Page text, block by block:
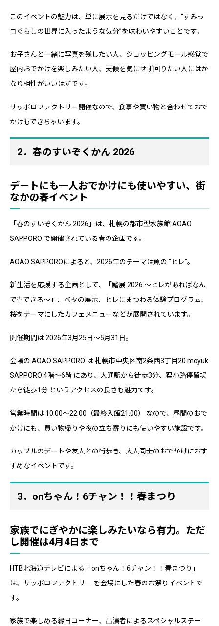
このイベントの魅力は、単に展示を見るだけではなく、“すみっ
コぐらしの世界に入ったような気分”を味わいやすいことです。
お子さんと一緒に写真を残したい人、ショッピングモール感覚で
屋内おでかけを楽しみたい人、天候を気にせず回りたい人にはか
なり相性がいいはずです。
サッポロファクトリー開催なので、食事や買い物と合わせておで
かけもできちゃいます。
2．春のすいぞくかん 2026
デートにも一人おでかけにも使いやすい、街
なかの春イベント
「春のすいぞくかん 2026」は、札幌の都市型水族館 AOAO
SAPPORO で開催されている春の企画です。
AOAO SAPPOROによると、2026年のテーマは魚の “ヒレ”。
新生活を応援する企画として、「鰭展 2026 〜ヒレがあればなん
でもできる〜」、ベタの展示、ヒレにまつわる体験プログラム、
桜をテーマにしたカフェメニューなどが展開されています。
開催期間は 2026年3月25日〜5月31日。
会場の AOAO SAPPORO は 札幌市中央区南2条西3丁目20 moyuk
SAPPORO 4階〜6階 にあり、大通駅から徒歩3分、狸小路停留場
から徒歩1分 というアクセスの良さも魅力です。
営業時間は 10:00〜22:00（最終入館21:00） なので、昼間のおで
かけにも、買い物帰りや夜の立ち寄りにも使いやすい施設です。
カップルのデートや友人との街歩き、大人同士のおでかけにおす
すめなイベントです。
3．onちゃん！6チャン！！春まつり
家族でにぎやかに楽しみたいなら有力。ただ
し開催は4月4日まで
HTB北海道テレビによる「onちゃん！6チャン！！春まつり」
は、サッポロファクトリー を会場にした春のお祭りイベントで
す。
家族で楽しめる縁日コーナー、出演者によるスペシャルステー